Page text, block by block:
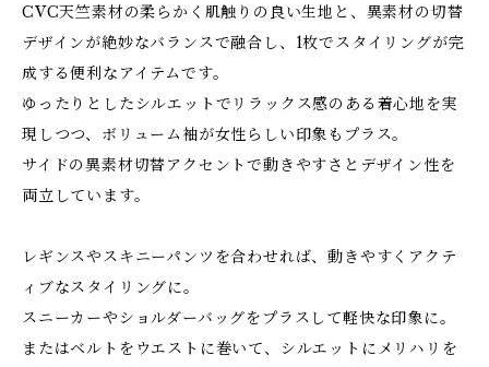
CVC天竺素材の柔らかく肌触りの良い生地と、異素材の切替
デザインが絶妙なバランスで融合し、1枚でスタイリングが完
成する便利なアイテムです。
ゆったりとしたシルエットでリラックス感のある着心地を実
現しつつ、ボリューム袖が女性らしい印象もプラス。
サイドの異素材切替アクセントで動きやすさとデザイン性を
両立しています。
レギンスやスキニーパンツを合わせれば、動きやすくアクテ
ィブなスタイリングに。
スニーカーやショルダーバッグをプラスして軽快な印象に。
またはベルトをウエストに巻いて、シルエットにメリハリを